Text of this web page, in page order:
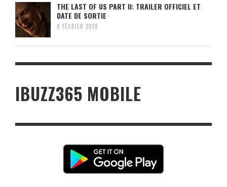
THE LAST OF US PART II: TRAILER OFFICIEL ET
DATE DE SORTIE
8 FÉVRIER 2018
IBUZZ365 MOBILE